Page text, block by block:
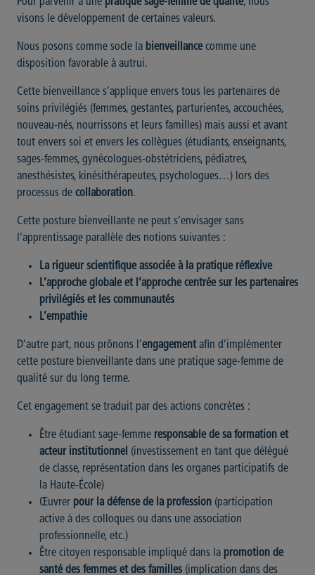
visons le développement de certaines valeurs.
Nous posons comme socle la bienveillancecomme une
disposition favorable à autrui.
Cette bienveillance s’applique envers tous les partenaires de
soins privilégiés (femmes, gestantes, parturientes, accouchées,
nouveau-nés, nourrissons et leurs familles) mais aussi et avant
tout envers soi et envers les collègues (étudiants, enseignants,
sages-femmes, gynécologues-obstétriciens, pédiatres,
anesthésistes, kinésithérapeutes, psychologues…) lors des
processus de collaboration.
Cette posture bienveillante ne peut s’envisager sans
l’apprentissage parallèle des notions suivantes :
La rigueur scientifique associée à la pratique réflexive
L’approche globale et l’approche centrée sur les partenaires
privilégiés et les communautés
L’empathie
D’autre part, nous prônons l’engagementafin d’implémenter
cette posture bienveillante dans une pratique sage-femme de
qualité sur du long terme.
Cet engagement se traduit par des actions concrètes :
Être étudiant sage-femme responsable de sa formation et
acteur institutionnel (investissement en tant que délégué
de classe, représentation dans les organes participatifs de
la Haute-École)
Œuvrer pour la défense de la profession (participation
active à des colloques ou dans une association
professionnelle, etc.)
Être citoyen responsable impliqué dans la promotion de
santé des femmes et des familles (implication dans des